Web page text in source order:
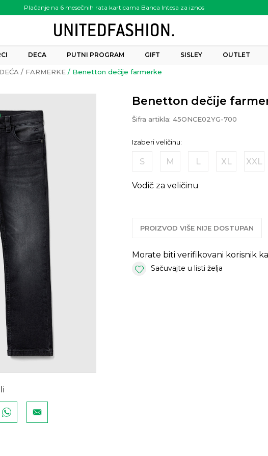
Plaćanje na 6 mesečnih rata karticama Banca Intesa za iznos
preko 6.000.00 rsd
DECA PUTNI PROGRAM GIFT SISLEY OUTLET
FARMERKE Benetton dečije farmerke
Benetton dečije
Šifra artikla: 45ONCE02YG-700
Izaberi veličinu:
S M L XL XXL
Vodič za veličinu
PROIZVOD VIŠE NIJE DOSTUPAN
Morate biti verifikovani korisnik
Sačuvajte u listi želja